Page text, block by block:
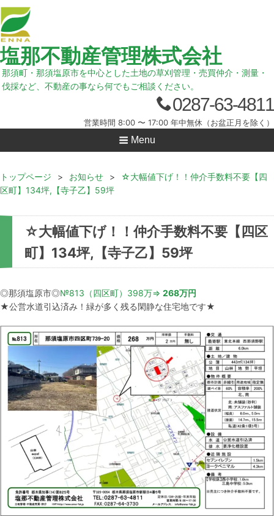
塩那不動産管理株式会社
那須町・那須塩原市を中心とした土地の草刈管理・売買仲介・測量・
伐採など、不動産の事なら何でもご相談ください。
0287-63-4811
営業時間 8:00 〜 17:00 年中無休（お盆正月を除く）
Menu
トップページ > お知らせ >
☆大幅値下げ！！仲介手数料不要【四
区町】134坪,【寺子乙】59坪
☆大幅値下げ！！仲介手数料不要【四区
町】134坪,【寺子乙】59坪
◎那須塩原市◎№813（四区町）398万⇒ 268万円
★公営水道引込済み！緑が多く残る閑静な住宅地です★